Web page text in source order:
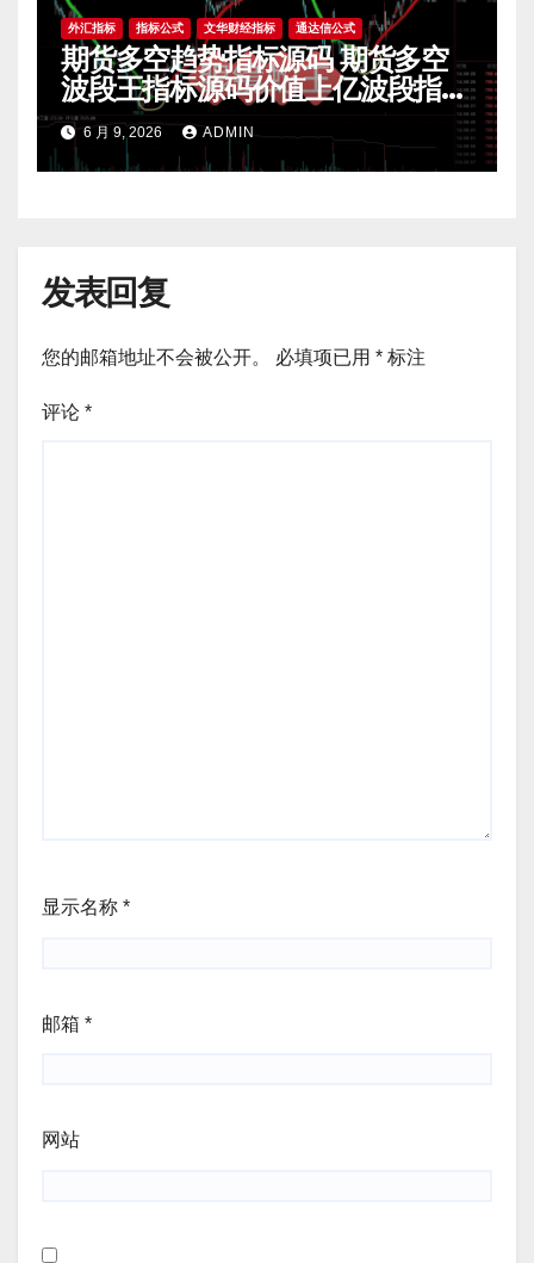
外汇指标 指标公式 文华财经指标 通达信公式
期货多空趋势指标源码 期货多空
波段王指标源码价值上亿波段指标
源码 期货指标公式网
6 月 9, 2026 ADMIN
发表回复
您的邮箱地址不会被公开。 必填项已用 * 标注
评论 *
显示名称 *
邮箱 *
网站